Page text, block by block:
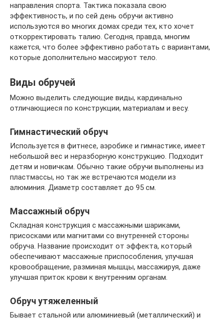
направления спорта. Тактика показала свою
эффективность, и по сей день обручи активно
используются во многих домах среди тех, кто хочет
откорректировать талию. Сегодня, правда, многим
кажется, что более эффективно работать с вариантами,
которые дополнительно массируют тело.
Виды обручей
Можно выделить следующие виды, кардинально
отличающиеся по конструкции, материалам и весу.
Гимнастический обруч
Используется в фитнесе, аэробике и гимнастике, имеет
небольшой вес и неразборную конструкцию. Подходит
детям и новичкам. Обычно такие обручи выполнены из
пластмассы, но так же встречаются модели из
алюминия. Диаметр составляет до 95 см.
Массажный обруч
Складная конструкция с массажными шариками,
присосками или магнитами со внутренней стороны
обруча. Название происходит от эффекта, который
обеспечивают массажные приспособления, улучшая
кровообращение, разминая мышцы, массажируя, даже
улучшая приток крови к внутренним органам.
Обруч утяжеленный
Бывает стальной или алюминиевый (металлический) и